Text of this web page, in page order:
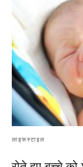
लाइफस्टाइल